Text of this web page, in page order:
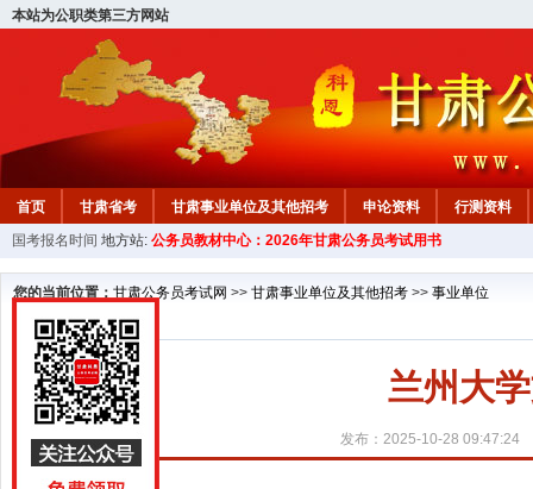
本站为公职类第三方网站
首页 甘肃省考 甘肃事业单位及其他招考 申论资料
行测资料
国考报名时间 地方站: 公务员教材中心：2026年甘肃公务员考试用书
您的当前位置： 甘肃公务员考试网 >> 甘肃事业单位及其他招考 >> 事业单位
兰州大
发布：2025-10-28 09:47:24